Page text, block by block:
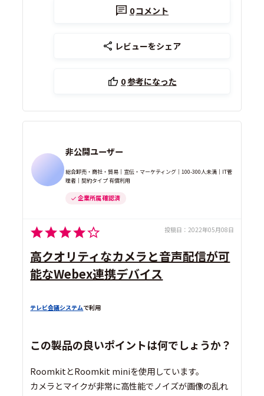
0コメント
レビューをシェア
0参考になった
非公開ユーザー
総合卸売・商社・貿易｜宣伝・マーケティング｜100-300人未満｜IT管
理者｜契約タイプ 有償利用
企業所属 確認済
投稿日： 2022年05月08日
高クオリティなカメラと音声配信が可
能なWebex連携デバイス
テレビ会議システムで利用
この製品の良いポイントは何でしょうか？
RoomkitとRoomkit miniを使用しています。
カメラとマイクが非常に高性能でノイズが画像の乱れ